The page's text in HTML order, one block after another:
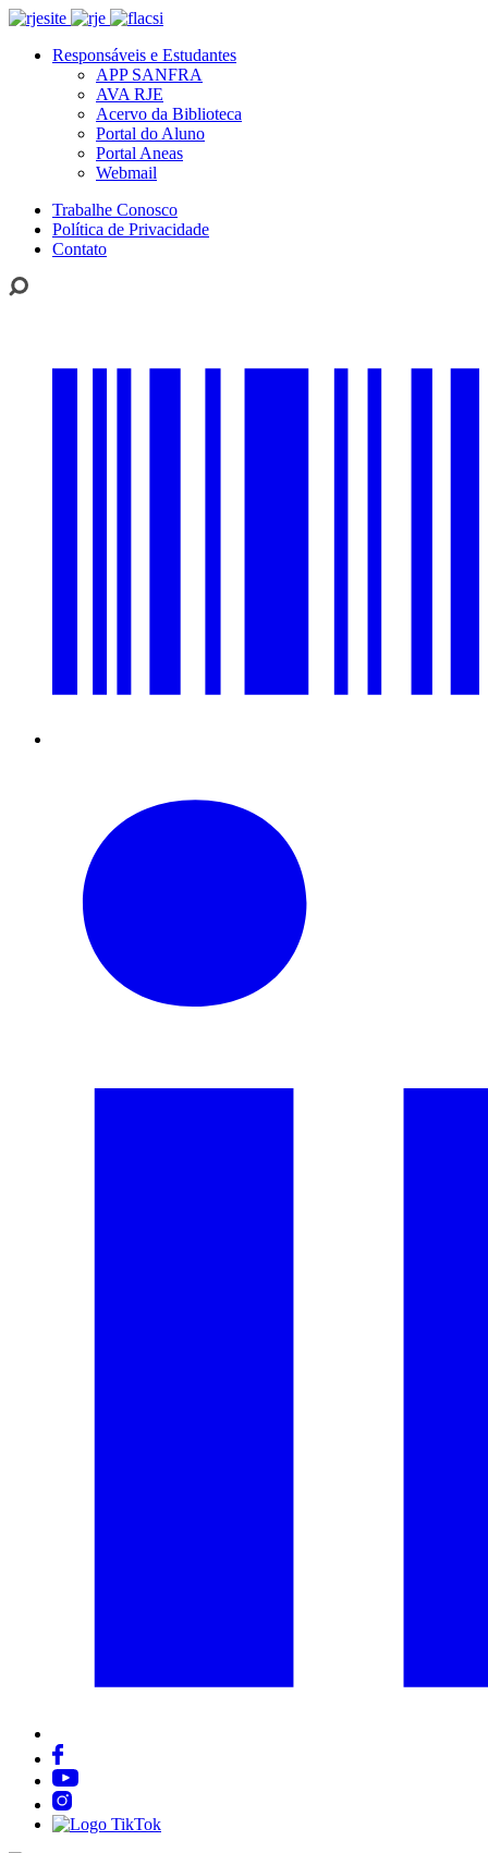
Responsáveis e Estudantes
APP SANFRA
AVA RJE
Acervo da Biblioteca
Portal do Aluno
Portal Aneas
Webmail
Trabalhe Conosco
Política de Privacidade
Contato